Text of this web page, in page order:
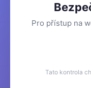
Pro přístup na
Tato kontrola